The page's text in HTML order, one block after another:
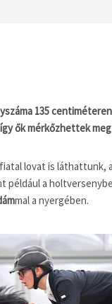
135
ők mérkőzhettek
lovat is láthattunk,
például a
mal a nyergében.